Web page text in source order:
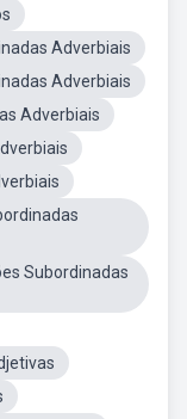
Adverbiais
Adverbiais
Adverbiais
Subordinadas